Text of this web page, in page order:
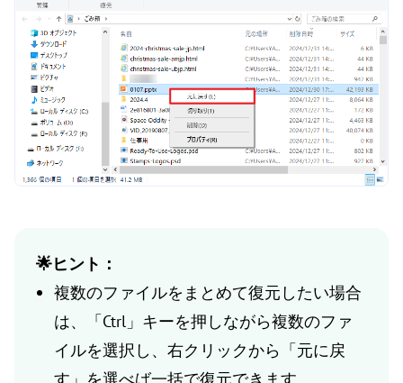
🌟ヒント：
複数のファイルをまとめて復元したい場合
は、「Ctrl」キーを押しながら複数のファ
イルを選択し、右クリックから「元に戻